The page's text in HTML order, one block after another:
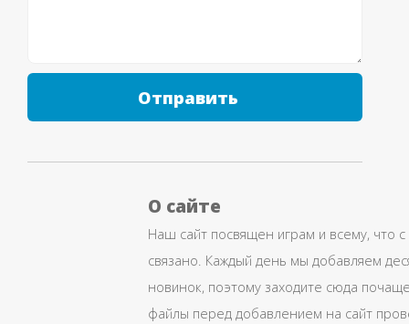
Отправить
О сайте
Наш сайт посвящен играм и всему, что
связано. Каждый день мы добавляем
новинок, поэтому заходите сюда
файлы перед добавлением на сайт